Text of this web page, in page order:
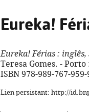
Eureka!
Eureka! Férias : inglês,
Teresa Gomes. -
ISBN 978-989-767-959-
Lien persistant: http://